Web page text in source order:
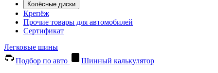
Колёсные диски
Крепёж
Прочие товары для автомобилей
Сертификат
Легковые шины
Подбор по авто
Шинный калькулятор